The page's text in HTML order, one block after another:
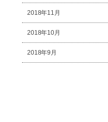
2018年11月
2018年10月
2018年9月